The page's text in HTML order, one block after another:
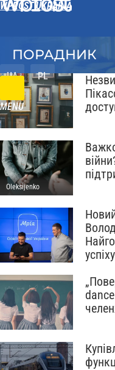
WPROST UKRAINA
UA PL
MENU
ПОРАДНИК
Oleksijenko
успіху